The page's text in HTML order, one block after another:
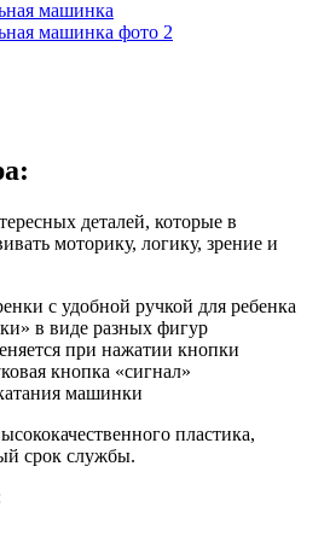
деталей, которые в
моторику, логику, зрение и
с удобной ручкой для ребенка
в виде разных фигур
при нажатии кнопки
кнопка «сигнал»
машинки
пластика,
срок службы.